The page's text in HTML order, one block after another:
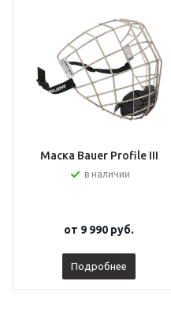
Маска Bauer Profile III
в наличии
от 9 990 руб.
Подробнее